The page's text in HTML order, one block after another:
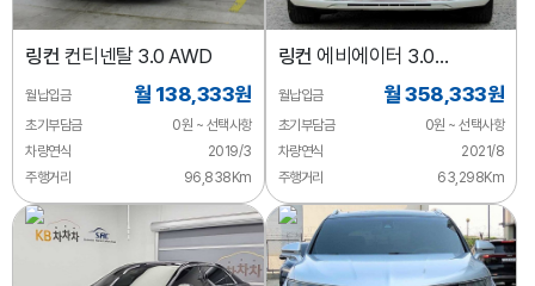
링컨 컨티넨탈 3.0 AWD
월납입금 월 138,333원
초기부담금
0원 ~ 선택사항
차량연식
2019/3
주행거리
96,838Km
링컨 에비에이터 3.0
블랙라벨 AWD
월납입금 월 358,333원
초기부담금
0원 ~ 선택사항
차량연식
2021/8
주행거리
63,298Km